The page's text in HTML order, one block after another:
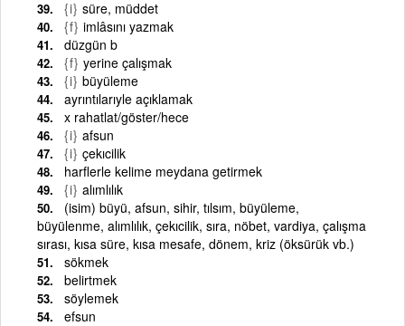
{i} süre, müddet
{f} imlâsını yazmak
düzgün b
{f} yerine çalışmak
{i} büyüleme
ayrıntılarıyle açıklamak
x rahatlat/göster/hece
{i} afsun
{i} çekıcilik
harflerle kelime meydana getirmek
{i} alımlılık
(isim) büyü, afsun, sihir, tılsım, büyüleme,
büyülenme, alımlılık, çekıcilik, sıra, nöbet, vardiya, çalışma
sırası, kısa süre, kısa mesafe, dönem, kriz (öksürük vb.)
sökmek
belirtmek
söylemek
efsun